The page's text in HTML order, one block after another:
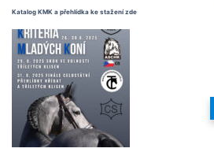
Katalog KMK a přehlídka ke stažení zde